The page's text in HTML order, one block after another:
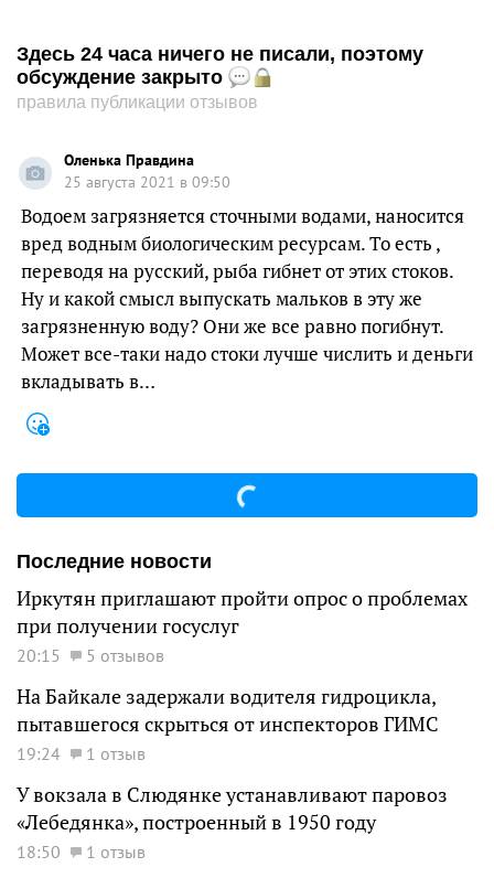
Здесь 24 часа ничего не писали, поэтому
обсуждение закрыто
правила публикации отзывов
Оленька Правдина
25 августа 2021 в 09:50
Водоем загрязняется сточными водами, наносится
вред водным биологическим ресурсам. То есть ,
переводя на русский, рыба гибнет от этих стоков.
Ну и какой смысл выпускать мальков в эту же
загрязненную воду? Они же все равно погибнут.
Может все-таки надо стоки лучше числить и деньги
вкладывать в…
Последние новости
Иркутян приглашают пройти опрос о проблемах
при получении госуслуг
20:15 5 отзывов
На Байкале задержали водителя гидроцикла,
пытавшегося скрыться от инспекторов ГИМС
19:24 1 отзыв
У вокзала в Слюдянке устанавливают паровоз
«Лебедянка», построенный в 1950 году
18:50 1 отзыв